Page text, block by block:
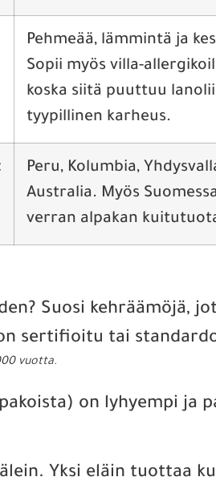
Pehmeää, lämmintä ja
Sopii myös villa-
koska siitä puuttuu
tyypillinen karheus.
Peru, Kolumbia,
Australia. Myös
verran alpakan
vuotta.
on lyhyempi ja
Yksi eläin tuottaa